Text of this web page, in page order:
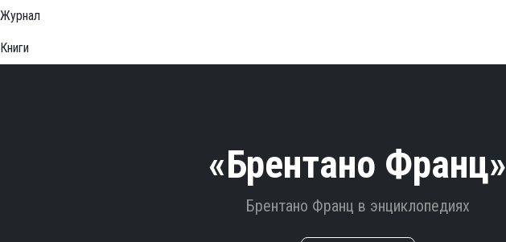
Журнал
Книги
«Брентано Франц»
Брентано Франц в энциклопедиях